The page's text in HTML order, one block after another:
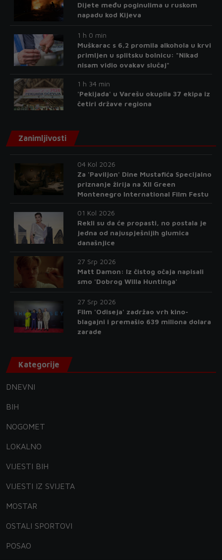
Dijete među poginulima u ruskom
napadu kod Kijeva
1 h 0 min
Muškarac s 6,2 promila alkohola u krvi
primljen u splitsku bolnicu: "Nikad
nisam vidio ovakav slučaj"
1 h 34 min
'Pekijada' u Varešu okupila 37 ekipa iz
četiri države regiona
Zanimljivosti
04 Kol 2026
Za 'Paviljon' Dine Mustafića Specijalno
priznanje žirija na XII Green
Montenegro International Film Festu
01 Kol 2026
Rekli su da će propasti, no postala je
jedna od najuspješnijih glumica
današnjice
27 Srp 2026
Matt Damon: Iz čistog očaja napisali
smo 'Dobrog Willa Huntinga'
27 Srp 2026
Film 'Odiseja' zadržao vrh kino-
blagajni i premašio 639 miliona dolara
zarade
Kategorije
DNEVNI
BIH
NOGOMET
LOKALNO
VIJESTI BIH
VIJESTI IZ SVIJETA
MOSTAR
OSTALI SPORTOVI
POSAO